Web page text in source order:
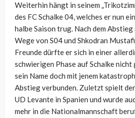
Weiterhin hängt in seinem
des FC Schalke 04, welches er nun
halbe Saison trug. Nach dem
Wege von S04 und Shkodran
Freunde dürfte er sich in einer
schwierigen Phase auf Schalke nicht
sein Name doch mit jenem
Abstieg verbunden. Zuletzt spielt
UD Levante in Spanien und wurde
mehr in die Nationalmannschaft